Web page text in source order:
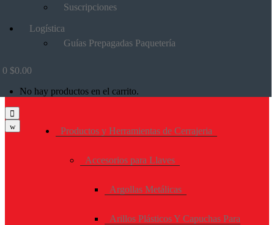
Suscripciones
Logística
Guías Prepagadas Paquetería
0 $0.00
No hay productos en el carrito.
Productos y Herramientas de Cerrajeria
Accesorios para Llaves
Argollas Metálicas
Arillos Plásticos Y Capuchas Para